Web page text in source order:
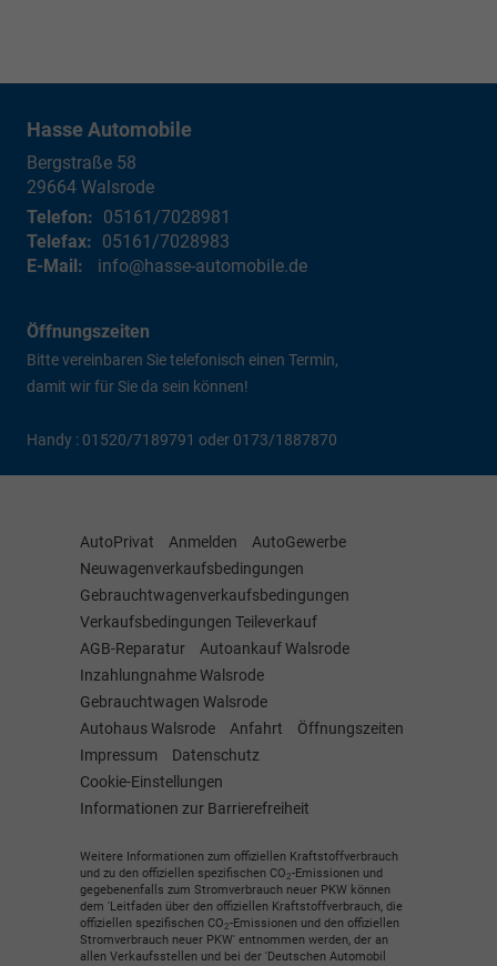
Hasse Automobile
Bergstraße 58
29664 Walsrode
Telefon: 05161/7028981
Telefax: 05161/7028983
E-Mail:
info@hasse-automobile.de
Öffnungszeiten
Bitte vereinbaren Sie telefonisch einen Termin,
damit wir für Sie da sein können!
Handy : 01520/7189791 oder 0173/1887870
AutoPrivat Anmelden
AutoGewerbe
Neuwagenverkaufsbedingungen
Gebrauchtwagenverkaufsbedingungen
Verkaufsbedingungen Teileverkauf
AGB-Reparatur
Autoankauf Walsrode
Inzahlungnahme Walsrode
Gebrauchtwagen Walsrode
Autohaus Walsrode
Anfahrt
Öffnungszeiten
Impressum
Datenschutz
Cookie-Einstellungen
Informationen zur Barrierefreiheit
Weitere Informationen zum offiziellen Kraftstoffverbrauch
und zu den offiziellen spezifischen CO2-Emissionen und
gegebenenfalls zum Stromverbrauch neuer PKW können
dem 'Leitfaden über den offiziellen Kraftstoffverbrauch, die
offiziellen spezifischen CO2-Emissionen und den offiziellen
Stromverbrauch neuer PKW' entnommen werden, der an
allen Verkaufsstellen und bei der 'Deutschen Automobil